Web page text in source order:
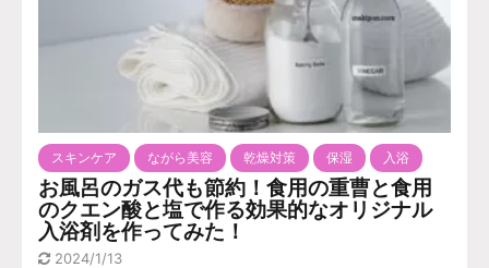
スキンケア ながら美容 乾燥対策 保湿 入浴
お風呂のガス代も節約！食用の重曹と食用
のクエン酸と塩で作る効果的なオリジナル
入浴剤を作ってみた！
2024/1/13